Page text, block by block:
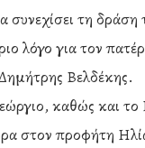
τη
λόγο για τον
Βελδέκης.
καθώς και
στον προφήτη